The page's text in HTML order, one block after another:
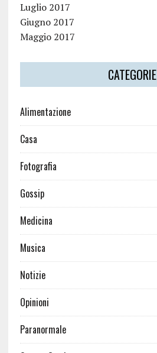
Luglio 2017
Giugno 2017
Maggio 2017
CATEGORIE
Alimentazione
Casa
Fotografia
Gossip
Medicina
Musica
Notizie
Opinioni
Paranormale